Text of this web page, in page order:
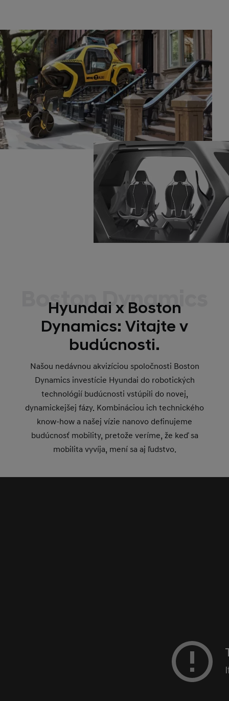
Boston Dynamics
Hyundai x Boston
Dynamics: Vitajte v
budúcnosti.
Našou nedávnou akvizíciou spoločnosti Boston
Dynamics investície Hyundai do robotických
technológií budúcnosti vstúpili do novej,
dynamickejšej fázy. Kombináciou ich technického
know-how a našej vízie nanovo definujeme
budúcnosť mobility, pretože veríme, že keď sa
mobilita vyvíja, mení sa aj ľudstvo.